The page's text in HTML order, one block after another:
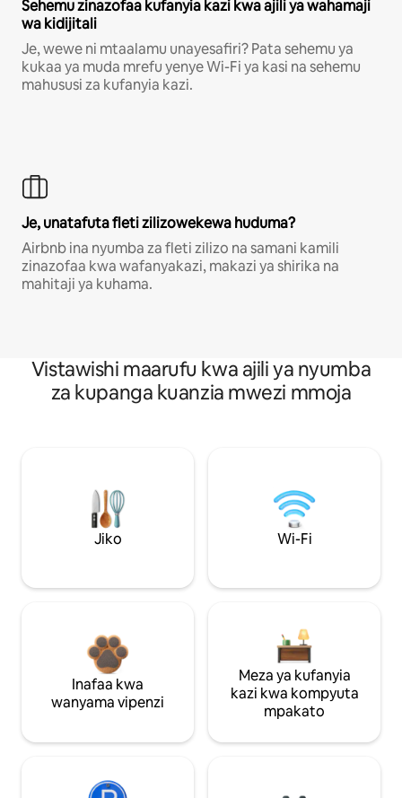
Sehemu zinazofaa kufanyia kazi kwa ajili ya wahamaji
wa kidijitali
Je, wewe ni mtaalamu unayesafiri? Pata sehemu ya
kukaa ya muda mrefu yenye Wi-Fi ya kasi na sehemu
mahususi za kufanyia kazi.
Je, unatafuta fleti zilizowekewa huduma?
Airbnb ina nyumba za fleti zilizo na samani kamili
zinazofaa kwa wafanyakazi, makazi ya shirika na
mahitaji ya kuhama.
Vistawishi maarufu kwa ajili ya nyumba
za kupanga kuanzia mwezi mmoja
Jiko Wi-Fi
Inafaa kwa
wanyama vipenzi
Meza ya kufanyia
kazi kwa kompyuta
mpakato